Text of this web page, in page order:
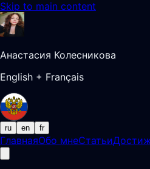
Skip to main content
Анастасия Колесникова
English + Français
ru en fr
ГлавнаяОбо мнеСтатьи